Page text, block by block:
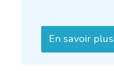
En savoir plus